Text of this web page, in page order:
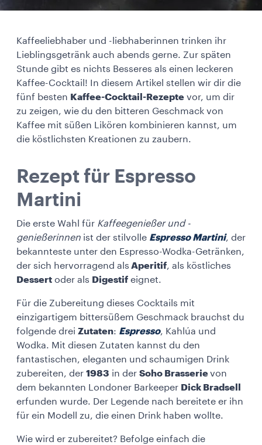
Kaffeeliebhaber und -liebhaberinnen trinken ihr
Lieblingsgetränk auch abends gerne. Zur späten
Stunde gibt es nichts Besseres als einen leckeren
Kaffee-Cocktail! In diesem Artikel stellen wir dir die
fünf besten Kaffee-Cocktail-Rezepte vor, um dir
zu zeigen, wie du den bitteren Geschmack von
Kaffee mit süßen Likören kombinieren kannst, um
die köstlichsten Kreationen zu zaubern.
Rezept für Espresso
Martini
Die erste Wahl für Kaffeegenießer und -
genießerinnen ist der stilvolle Espresso Martini, der
bekannteste unter den Espresso-Wodka-Getränken,
der sich hervorragend als Aperitif, als köstliches
Dessert oder als Digestif eignet.
Für die Zubereitung dieses Cocktails mit
einzigartigem bittersüßem Geschmack brauchst du
folgende drei Zutaten: Espresso, Kahlúa und
Wodka. Mit diesen Zutaten kannst du den
fantastischen, eleganten und schaumigen Drink
zubereiten, der 1983 in der Soho Brasserievon
dem bekannten Londoner Barkeeper Dick Bradsell
erfunden wurde. Der Legende nach bereitete er ihn
für ein Modell zu, die einen Drink haben wollte.
Wie wird er zubereitet? Befolge einfach die